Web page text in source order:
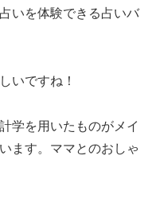
いを体験できる占いバ
いですね！
学を用いたものがメイ
ます。ママとのおしゃ